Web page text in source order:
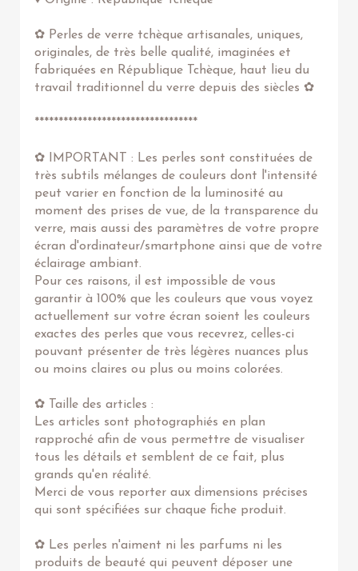
✿ Perles de verre tchèque artisanales, uniques,
originales, de très belle qualité, imaginées et
fabriquées en République Tchèque, haut lieu du
travail traditionnel du verre depuis des siècles ✿
**********************************
✿ IMPORTANT : Les perles sont constituées de
très subtils mélanges de couleurs dont l'intensité
peut varier en fonction de la luminosité au
moment des prises de vue, de la transparence du
verre, mais aussi des paramètres de votre propre
écran d'ordinateur/smartphone ainsi que de votre
éclairage ambiant.
Pour ces raisons, il est impossible de vous
garantir à 100% que les couleurs que vous voyez
actuellement sur votre écran soient les couleurs
exactes des perles que vous recevrez, celles-ci
pouvant présenter de très légères nuances plus
ou moins claires ou plus ou moins colorées.
✿ Taille des articles :
Les articles sont photographiés en plan
rapproché afin de vous permettre de visualiser
tous les détails et semblent de ce fait, plus
grands qu'en réalité.
Merci de vous reporter aux dimensions précises
qui sont spécifiées sur chaque fiche produit.
✿ Les perles n'aiment ni les parfums ni les
produits de beauté qui peuvent déposer une